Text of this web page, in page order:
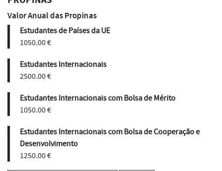
Valor Anual das Propinas
Estudantes de Países da UE
1050.00 €
Estudantes Internacionais
2500.00 €
Estudantes Internacionais com Bolsa de Mérito
1050.00 €
Estudantes Internacionais com Bolsa de Cooperação e
Desenvolvimento
1250.00 €